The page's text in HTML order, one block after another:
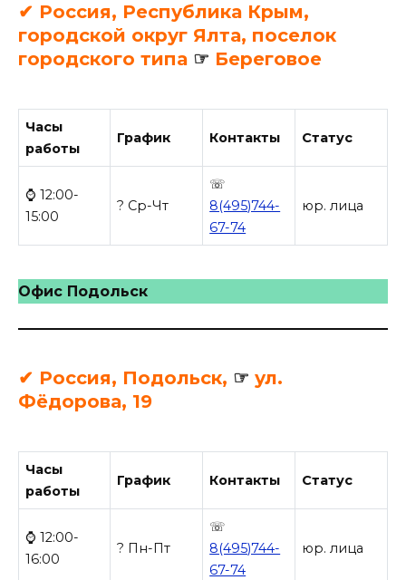
✔ Россия, Республика Крым,
городской округ Ялта, поселок
городского типа ☞ Береговое
Часы
работы
График Контакты Статус
⌚ 12:00-
15:00
? Ср-Чт
☏
8(495)744-
67-74
юр. лица
Офис Подольск
✔ Россия, Подольск, ☞ ул.
Фёдорова, 19
Часы
работы
График Контакты Статус
⌚ 12:00-
16:00
? Пн-Пт
☏
8(495)744-
67-74
юр. лица